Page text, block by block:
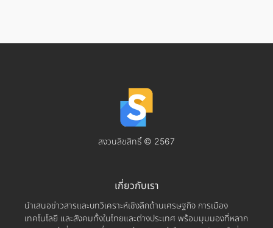
โดยความหมายของความฝันก็มีทั้งร้ายและดี บางความฝันอาจจะเป็น
ฝันร้ายแต่จะเป็นผลดีกับความเป็นจริง เช่น หากฝันว่ามีคนตาย คน
นั้นก็จะมีอายุยืน เป็นต้น สำหรับตำราทำนายความฝัน ไม่ได้มีที่มาจาก
แหล่งใดแหล่งหนึ่งอย่างชัดเจน แต่เป็นการตีความโดยนำความเชื่อ
ทางศาสนา โหราศาสตร์ และจิตวิทยา มาประกอบแล้วนำมาทำนายฝัน
แบบ ก็ขึ้นอยู่กับความเชื่อและวัฒนธรรมในแต่ละท้องถิ่น […]
สงวนลิขสิทธิ์ © 2567
เกี่ยวกับเรา
นำเสนอข่าวสารและบทวิเคราะห์เชิงลึกด้านเศรษฐกิจ การเมือง
เทคโนโลยี และสังคมทั้งในไทยและต่างประเทศ พร้อมมุมมองที่หลาก